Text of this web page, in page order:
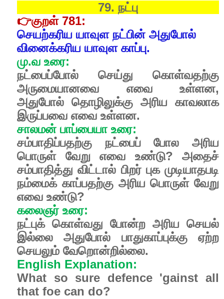
79. நட்பு
👉குறள் 781:
செயற்கரிய யாவுள நட்பின் அதுபோல்
வினைக்கரிய யாவுள காப்பு.
மு.வ உரை:
நட்பைப்போல் செய்து கொள்வதற்கு
அருமையானவை எவை உள்ளன,
அதுபோல் தொழிலுக்கு அரிய காவலாக
இருப்பவை எவை உள்ளன.
சாலமன் பாப்பையா உரை:
சம்பாதிப்பதற்கு நட்பைப் போல அரிய
பொருள் வேறு எவை உண்டு? அதைச்
சம்பாதித்து விட்டால் பிறர் புக முடியாதபடி
நம்மைக் காப்பதற்கு அரிய பொருள் வேறு
எவை உண்டு?
கலைஞர் உரை:
நட்புக் கொள்வது போன்ற அரிய செயல்
இல்லை அதுபோல் பாதுகாப்புக்கு ஏற்ற
செயலும் வேறொன்றில்லை.
English Explanation:
What so sure defence 'gainst all
that foe can do?